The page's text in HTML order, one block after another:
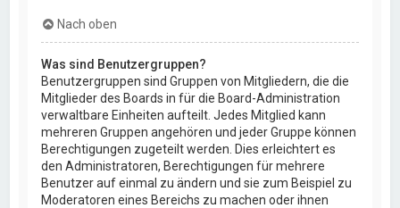
Nach oben
Was sind Benutzergruppen?
Benutzergruppen sind Gruppen von Mitgliedern, die die
Mitglieder des Boards in für die Board-Administration
verwaltbare Einheiten aufteilt. Jedes Mitglied kann
mehreren Gruppen angehören und jeder Gruppe können
Berechtigungen zugeteilt werden. Dies erleichtert es
den Administratoren, Berechtigungen für mehrere
Benutzer auf einmal zu ändern und sie zum Beispiel zu
Moderatoren eines Bereichs zu machen oder ihnen